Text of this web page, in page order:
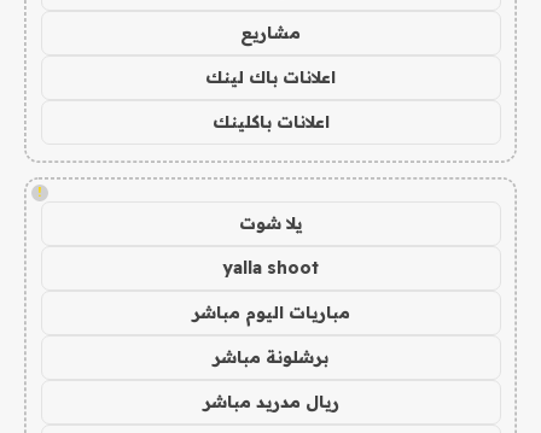
مشاريع
اعلانات باك لينك
اعلانات باكلينك
!
يلا شوت
yalla shoot
مباريات اليوم مباشر
برشلونة مباشر
ريال مدريد مباشر